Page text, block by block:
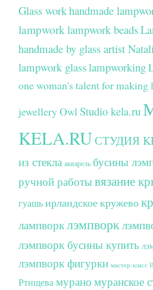
Glass workhandmade
lampworklampwork beads
handmade by glass artist
lampwork glasslampworking
one woman's talent for making
jewelleryOwlStudio kela.ru
KELA.RUСТУДИЯ
из стекла акварель бусины
ручной работывязание
гуашьирландское кружево
лампворклэмпворк
лэмпворк бусины купить
лэмпворк фигурки мастер-класс
Ртищевамурано муранское